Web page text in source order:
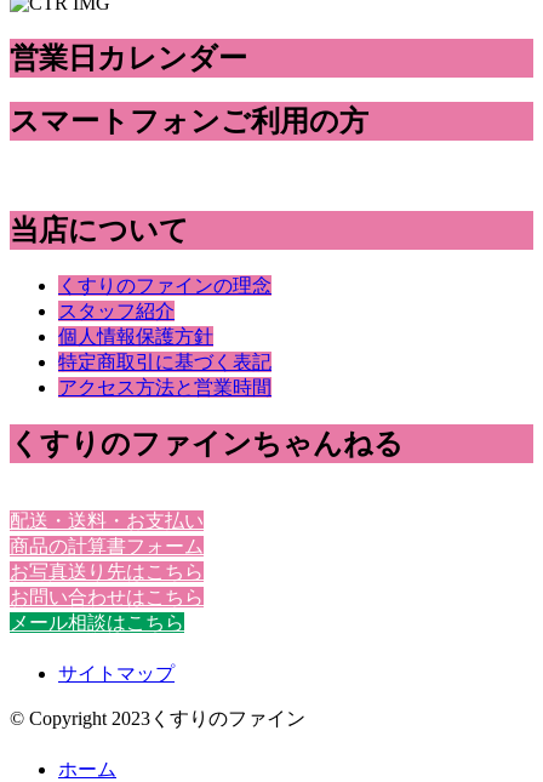
営業日カレンダー
スマートフォンご利用の方
当店について
くすりのファインの理念
スタッフ紹介
個人情報保護方針
特定商取引に基づく表記
アクセス方法と営業時間
くすりのファインちゃんねる
配送・送料・お支払い
商品の計算書フォーム
お写真送り先はこちら
お問い合わせはこちら
メール相談はこちら
サイトマップ
© Copyright 2023くすりのファイン
ホーム